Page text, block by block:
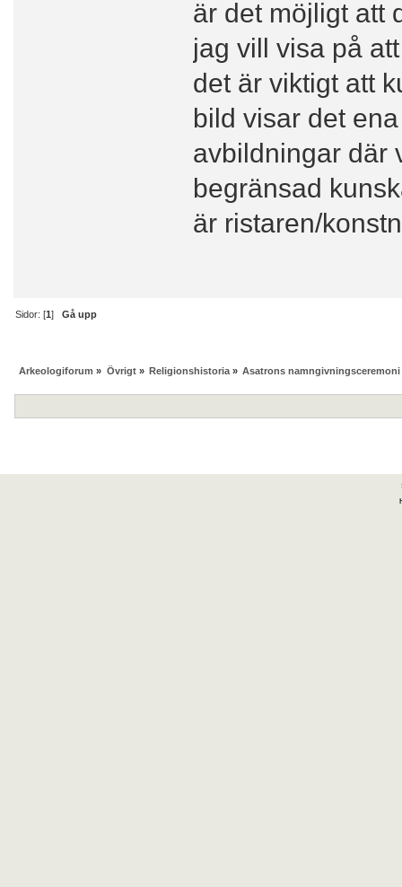
är det möjligt att
jag vill visa på
det är viktigt att
bild visar det
avbildningar där
begränsad
är ristaren/
Sidor: [1]Gå upp
Arkeologiforum » Övrigt» Religionshistoria» Asatrons namngivningsceremoni